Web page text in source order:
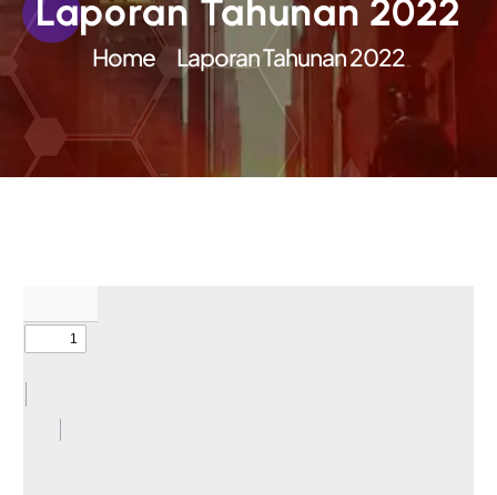
Laporan Tahunan 2022
Home Laporan Tahunan 2022